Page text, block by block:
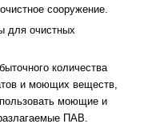
сооружение.
для очистных
количества
и моющих веществ,
моющие и
ПАВ.